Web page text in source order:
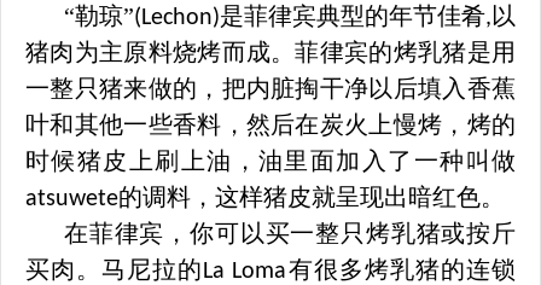
“勒琼”(Lechon)是菲律宾典型的年节佳肴,以
猪肉为主原料烧烤而成。菲律宾的烤乳猪是用
一整只猪来做的，把内脏掏干净以后填入香蕉
叶和其他一些香料，然后在炭火上慢烤，烤的
时候猪皮上刷上油，油里面加入了一种叫做
atsuwete的调料，这样猪皮就呈现出暗红色。
在菲律宾，你可以买一整只烤乳猪或按斤
买肉。马尼拉的 La Loma有很多烤乳猪的连锁